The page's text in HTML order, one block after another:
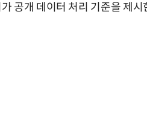
공개 데이터 처리 기준을 제시